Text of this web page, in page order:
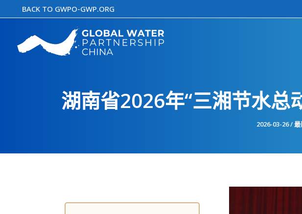
至
BACK TO GWPO-GWP.ORG
湖南省2026年“三湘节水总
2026-03-26/最